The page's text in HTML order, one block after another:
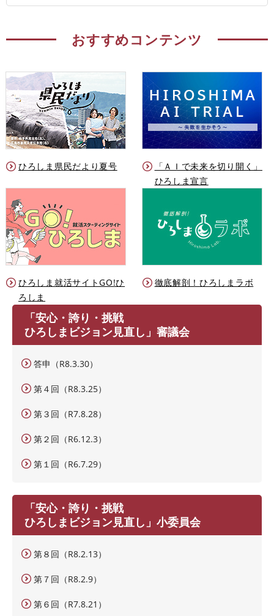
おすすめコンテンツ
ひろしま県民だより夏号
「ＡＩで未来を切り開く」
ひろしま宣言
ひろしま就活サイトGO!ひ
ろしま
徹底解剖！ひろしまラボ
「安心・誇り・挑戦
ひろしまビジョン見直し」審議会
答申（R8.3.30）
第４回（R8.3.25）
第３回（R7.8.28）
第２回（R6.12.3）
第１回（R6.7.29）
「安心・誇り・挑戦
ひろしまビジョン見直し」小委員会
第８回（R8.2.13）
第７回（R8.2.9）
第６回（R7.8.21）